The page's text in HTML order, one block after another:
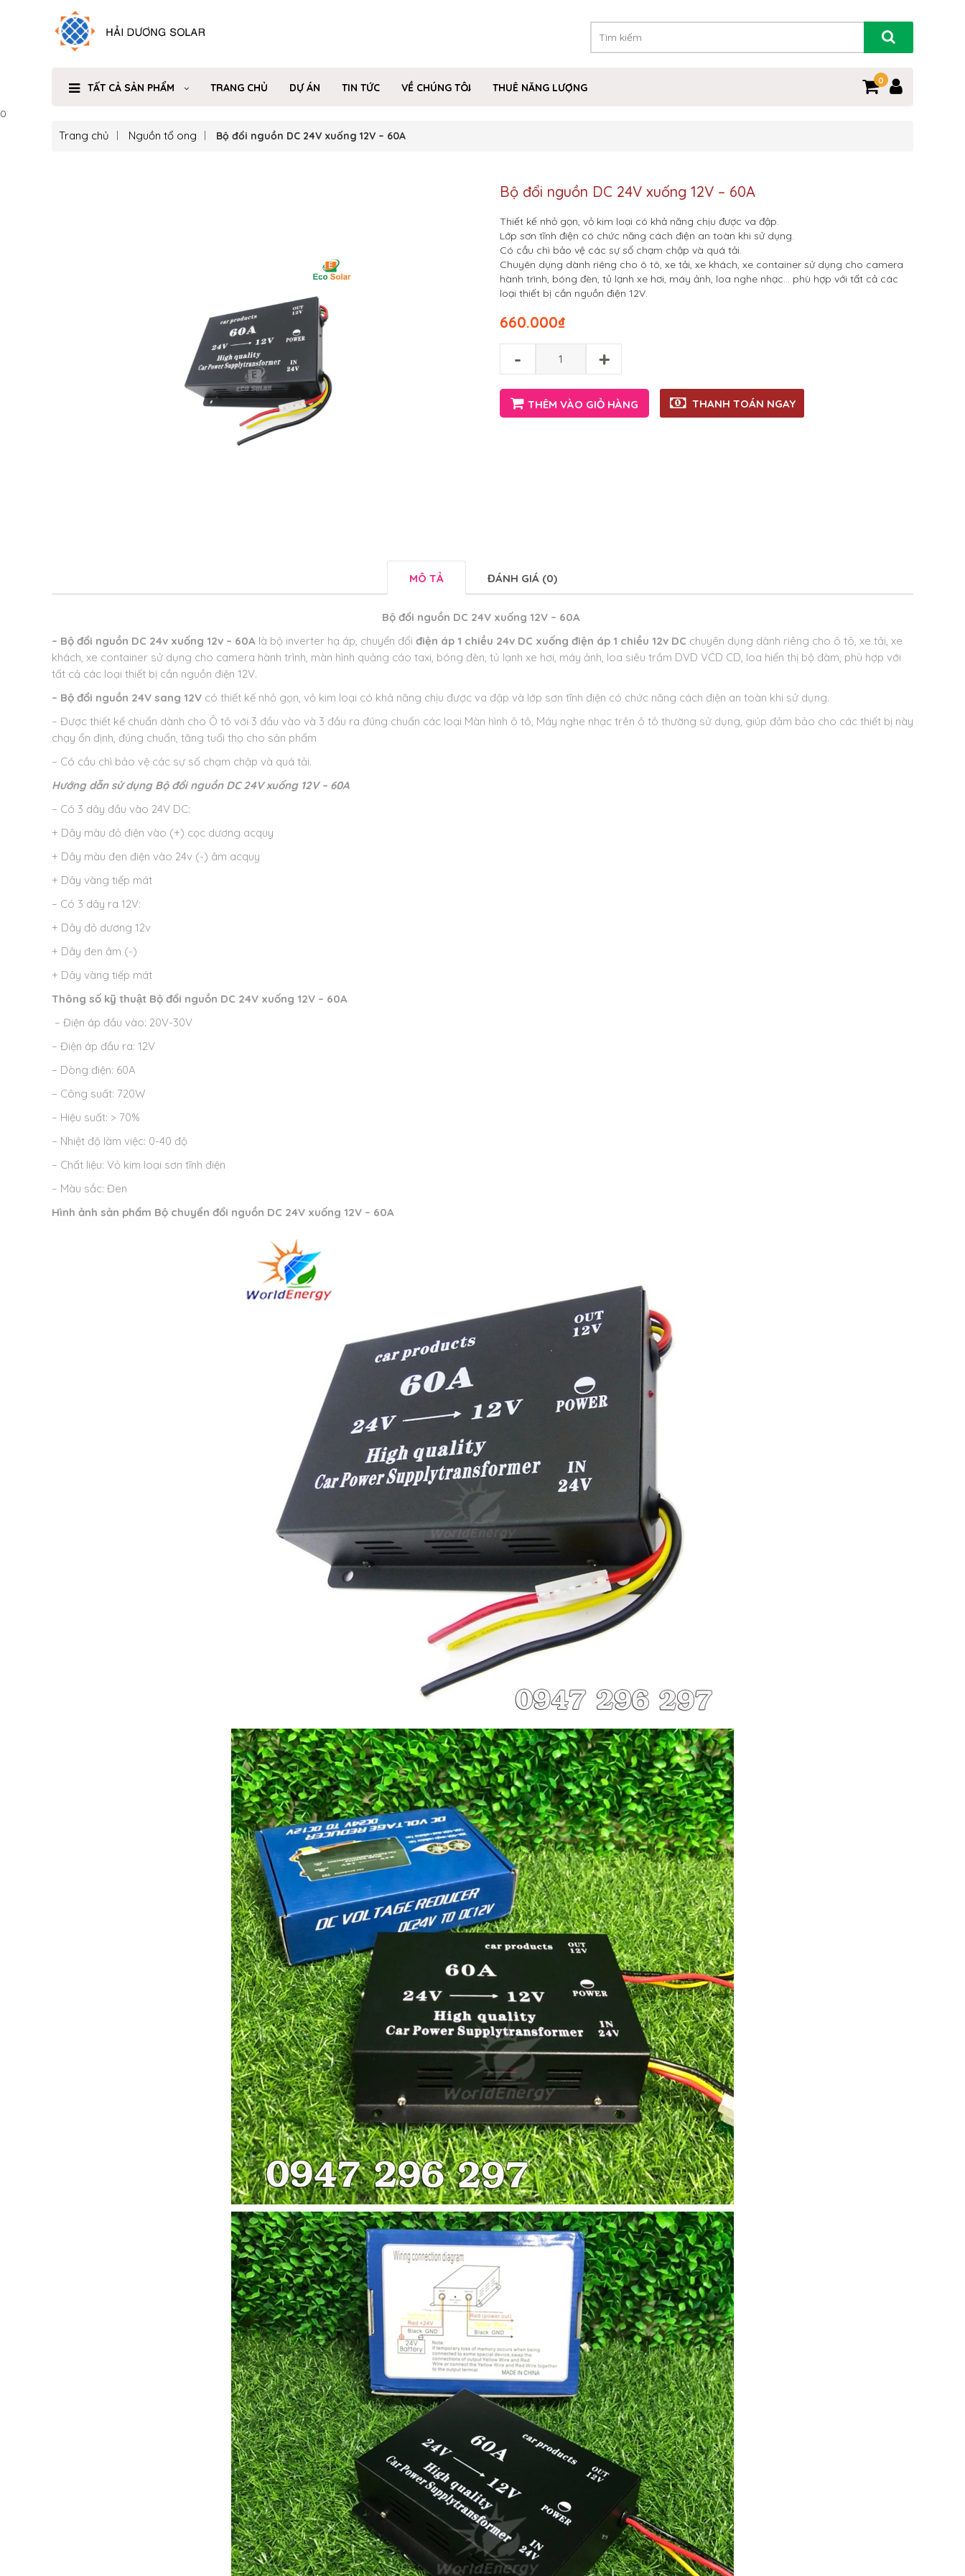
TẤT CẢ SẢN PHẨM TRANG CHỦ DỰ ÁN TIN TỨC VỀ CHÚNG TÔI THUÊ NĂNG LƯỢNG
0
0
Trang chủ Nguồn tổ ong Bộ đổi nguồn DC 24V xuống 12V – 60A
Bộ đổi nguồn DC 24V xuống 12V – 60A
Thiết kế nhỏ gọn, vỏ kim loại có khả năng chịu được va đập.
Lớp sơn tĩnh điện có chức năng cách điện an toàn khi sử dụng.
Có cầu chì bảo vệ các sự số chạm chập và quá tải.
Chuyên dụng dành riêng cho ô tô, xe tải, xe khách, xe container sử dụng cho camera
hành trình, bóng đèn, tủ lạnh xe hơi, máy ảnh, loa nghe nhạc… phù hợp với tất cả các
loại thiết bị cần nguồn điện 12V.
₫
660.000
- +
THÊM VÀO GIỎ HÀNG THANH TOÁN NGAY
MÔ TẢ ĐÁNH GIÁ (0)
Bộ đổi nguồn DC 24V xuống 12V – 60A
– Bộ đổi nguồn DC 24v xuống 12v – 60A là bộ inverter hạ áp, chuyển đổi điện áp 1 chiều 24v DC xuống điện áp 1 chiều 12v DC chuyên dụng dành riêng cho ô tô, xe tải, xe
khách, xe container sử dụng cho camera hành trình, màn hình quảng cáo taxi, bóng đèn, tủ lạnh xe hơi, máy ảnh, loa siêu trầm DVD VCD CD, loa hiển thị bộ đàm, phù hợp với
tất cả các loại thiết bị cần nguồn điện 12V.
– Bộ đổi nguồn 24V sang 12V có thiết kế nhỏ gọn, vỏ kim loại có khả năng chịu được va đập và lớp sơn tĩnh điện có chức năng cách điện an toàn khi sử dụng.
– Được thiết kế chuẩn dành cho Ô tô với 3 đầu vào và 3 đầu ra đúng chuẩn các loại Màn hình ô tô, Máy nghe nhạc trên ô tô thường sử dụng, giúp đảm bảo cho các thiết bị này
chạy ổn định, đúng chuẩn, tăng tuổi thọ cho sản phẩm
– Có cầu chì bảo vệ các sự số chạm chập và quá tải.
Hướng dẫn sử dụng Bộ đổi nguồn DC 24V xuống 12V – 60A
– Có 3 dây đầu vào 24V DC:
+ Dây màu đỏ điện vào (+) cọc dương acquy
+ Dây màu đen điện vào 24v (-) âm acquy
+ Dây vàng tiếp mát
– Có 3 dây ra 12V:
+ Dây đỏ dương 12v
+ Dây đen âm (-)
+ Dây vàng tiếp mát
Thông số kỹ thuật Bộ đổi nguồn DC 24V xuống 12V – 60A
– Điện áp đầu vào: 20V-30V
– Điện áp đầu ra: 12V
– Dòng điện: 60A
– Công suất: 720W
– Hiệu suất: > 70%
– Nhiệt độ làm việc: 0-40 độ
– Chất liệu: Vỏ kim loại sơn tĩnh điện
– Màu sắc: Đen
Hình ảnh sản phẩm Bộ chuyển đổi nguồn DC 24V xuống 12V – 60A